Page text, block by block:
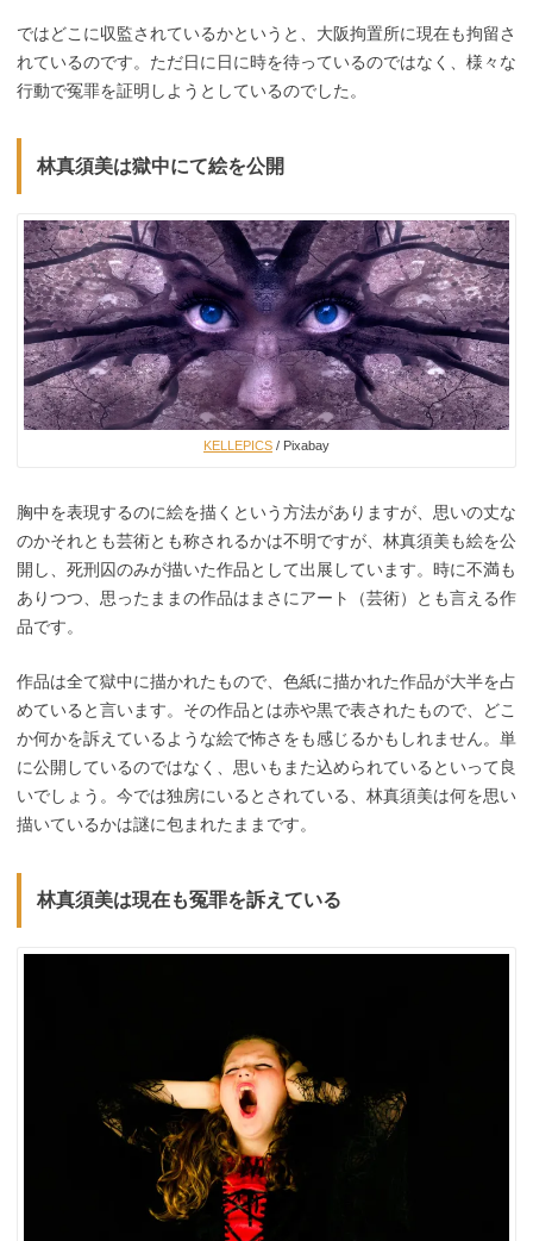
ではどこに収監されているかというと、大阪拘置所に現在も拘留さ
れているのです。ただ日に日に時を待っているのではなく、様々な
行動で冤罪を証明しようとしているのでした。
林真須美は獄中にて絵を公開
KELLEPICS / Pixabay
胸中を表現するのに絵を描くという方法がありますが、思いの丈な
のかそれとも芸術とも称されるかは不明ですが、林真須美も絵を公
開し、死刑囚のみが描いた作品として出展しています。時に不満も
ありつつ、思ったままの作品はまさにアート（芸術）とも言える作
品です。
作品は全て獄中に描かれたもので、色紙に描かれた作品が大半を占
めていると言います。その作品とは赤や黒で表されたもので、どこ
か何かを訴えているような絵で怖さをも感じるかもしれません。単
に公開しているのではなく、思いもまた込められているといって良
いでしょう。今では独房にいるとされている、林真須美は何を思い
描いているかは謎に包まれたままです。
林真須美は現在も冤罪を訴えている